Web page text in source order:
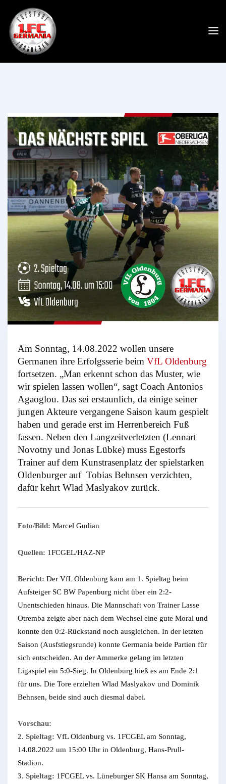
Am Sonntag, 14.08.2022 wollen unsere
Germanen ihre Erfolgsserie beim VfL Oldenburg
fortsetzen. „Man erkennt schon das Muster, wie
wir spielen lassen wollen“, sagt Coach Antonios
Agaoglou. Das sei erstaunlich, da einige seiner
jungen Akteure vergangene Saison kaum gespielt
haben und gerade erst im Herrenbereich Fuß
fassen. Neben den Langzeitverletzten (Lennart
Novotny und Jonas Lübke) muss Egestorfs
Trainer auf dem Kunstrasenplatz der spielstarken
Oldenburger auf Tobias Behnsen verzichten,
dafür kehrt Wlad Maslyakov zurück.
Foto/Bild: Marcel Gudian
Quellen: 1FCGEL/HAZ-NP
Bericht: Der VfL Oldenburg kam am 1. Spieltag beim
Aufsteiger SC BW Papenburg nicht über ein 2:2-
Unentschieden hinaus. Die Mannschaft von Trainer Lasse
Otremba zeigte aber nach dem Wechsel eine gute Moral und
konnte den 0:2-Rückstand noch ausgleichen. In der letzten
Saison (Ausfstiegsrunde) konnte Germania beide Partien für
sich entscheiden. An der Ammerke gelang im letzten
Ligaspiel ein 5:0-Sieg. In Oldenburg hieß es am Ende 2:1
für uns. Die Tore erzielten Wlad Maslyakov und Dominik
Behnsen, beide sind auch diesmal dabei.
Vorschau:
2. Spieltag: VfL Oldenburg vs. 1FCGEL am Sonntag,
14.08.2022 um 15:00 Uhr in Oldenburg, Hans-Prull-
Stadion.
3. Spieltag: 1FCGEL vs. Lüneburger SK Hansa am Sonntag,